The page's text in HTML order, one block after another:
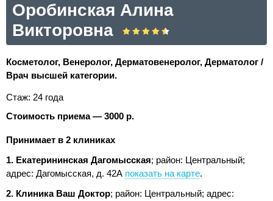
Оробинская Алина
Викторовна
Косметолог, Венеролог, Дерматовенеролог, Дерматолог /
Врач высшей категории.
Стаж: 24 года
Стоимость приема — 3000 р.
Принимает в 2 клиниках
1. Екатерининская Дагомысская; район: Центральный;
адрес: Дагомысская, д. 42А показать на карте.
2. Клиника Ваш Доктор; район: Центральный; адрес: